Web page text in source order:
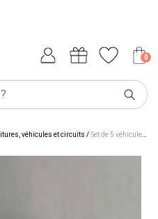
0
véhicules et circuits /Set de 5 véhicules d'urgences